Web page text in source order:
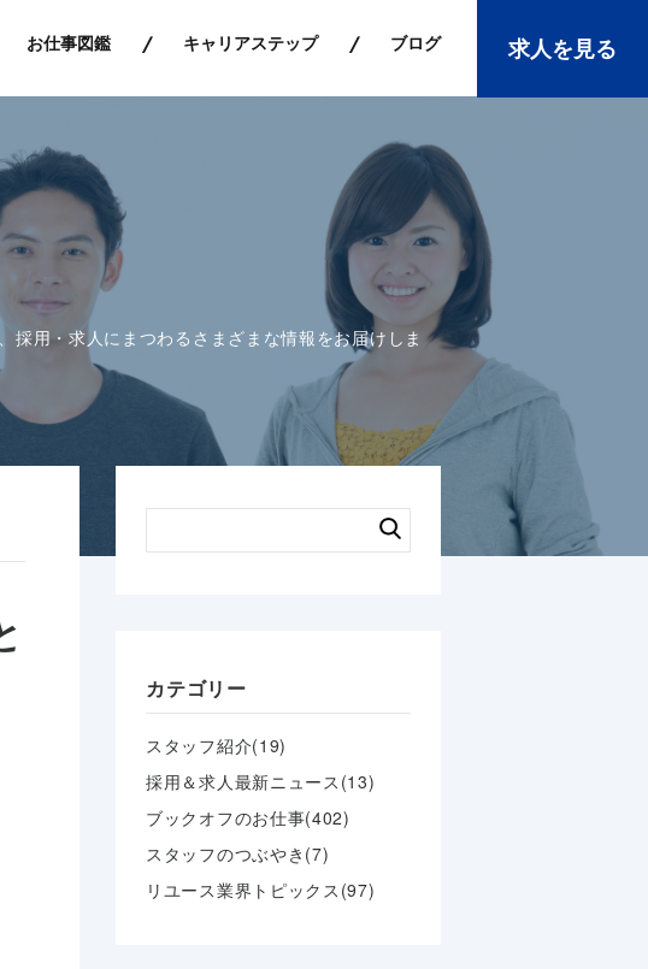
お仕事図鑑 キャリアステップ ブログ 求人を見る
用・求人にまつわるさまざまな情報をお届けしま
カテゴリー
スタッフ紹介(19)
採用＆求人最新ニュース(13)
ブックオフのお仕事(402)
スタッフのつぶやき(7)
リユース業界トピックス(97)